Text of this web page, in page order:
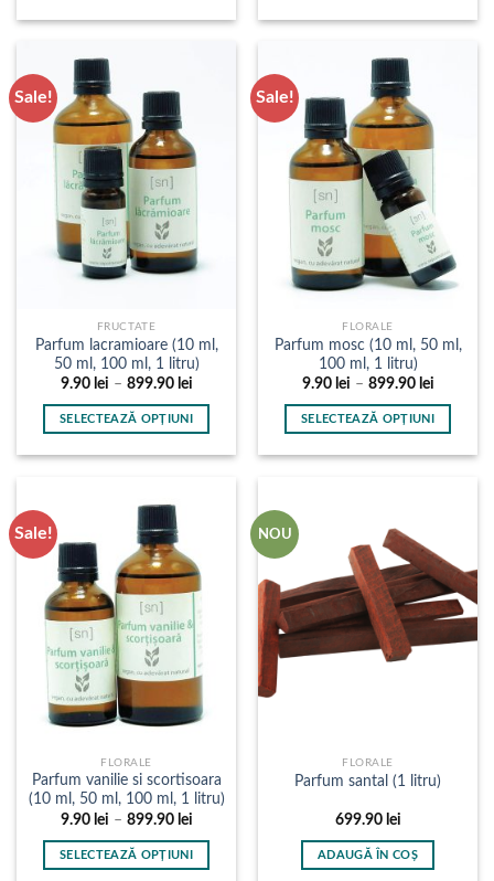
la
multe
variații.
Opțiunile
pot
fi
alese
în
pagina
la
are
mai
multe
variații.
Opțiunile
fi
alese
în
pagina
produsului.
Sale!
FRUCTATE
Parfum lacramioare (10 ml,
50 ml, 100 ml, 1 litru)
9.90 lei – 899.90 leiInterval
prețuri:
9.90 lei
la
SELECTEAZĂ OPȚIUNI
multe
variații.
Opțiunile
pot
fi
alese
în
produsului.
Sale!
FLORALE
Parfum mosc (10 ml, 50 ml,
100 ml, 1 litru)
9.90 lei – 899.90 leiInterval
prețuri:
9.90 lei
la
SELECTEAZĂ OPȚIUNI
multe
variații.
Opțiunile
pot
fi
alese
Sale!
FLORALE
Parfum vanilie si scortisoara
(10 ml, 50 ml, 100 ml, 1 litru)
9.90 lei – 899.90 leiInterval
prețuri:
9.90 lei
SELECTEAZĂ OPȚIUNI
NOU
FLORALE
Parfum santal (1 litru)
699.90 lei
ADAUGĂ ÎN COȘ